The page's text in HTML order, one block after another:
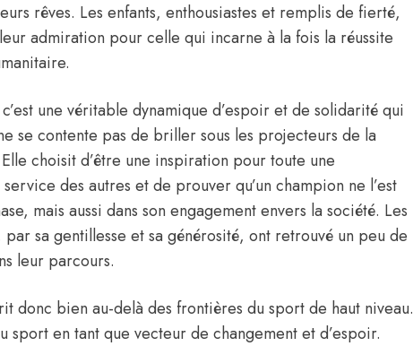
rêves. Les enfants, enthousiastes et remplis de fierté,
admiration pour celle qui incarne à la fois la réussite
une véritable dynamique d’espoir et de solidarité qui
se contente pas de briller sous les projecteurs de la
choisit d’être une inspiration pour toute une
des autres et de prouver qu’un champion ne l’est
mais aussi dans son engagement envers la société. Les
par sa gentillesse et sa générosité, ont retrouvé un peu de
leur parcours.
donc bien au-delà des frontières du sport de haut niveau.
sport en tant que vecteur de changement et d’espoir.